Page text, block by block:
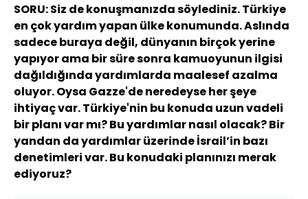
SORU: Siz de konuşmanızda söylediniz. Türkiye
en çok yardım yapan ülke konumunda. Aslında
sadece buraya değil, dünyanın birçok yerine
yapıyor ama bir süre sonra kamuoyunun ilgisi
dağıldığında yardımlarda maalesef azalma
oluyor. Oysa Gazze'de neredeyse her şeye
ihtiyaç var. Türkiye'nin bu konuda uzun vadeli
bir planı var mı? Bu yardımlar nasıl olacak? Bir
yandan da yardımlar üzerinde İsrail’in bazı
denetimleri var. Bu konudaki planınızı merak
ediyoruz?